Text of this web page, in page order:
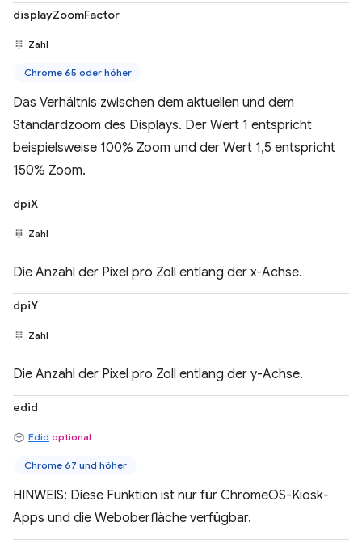
displayZoomFactor
Zahl
Chrome 65 oder höher
Das Verhältnis zwischen dem aktuellen und dem
Standardzoom des Displays. Der Wert 1 entspricht
beispielsweise 100% Zoom und der Wert 1,5 entspricht
150% Zoom.
dpiX
Zahl
Die Anzahl der Pixel pro Zoll entlang der x-Achse.
dpiY
Zahl
Die Anzahl der Pixel pro Zoll entlang der y-Achse.
edid
Edid optional
Chrome 67 und höher
HINWEIS: Diese Funktion ist nur für ChromeOS-Kiosk-
Apps und die Weboberfläche verfügbar.